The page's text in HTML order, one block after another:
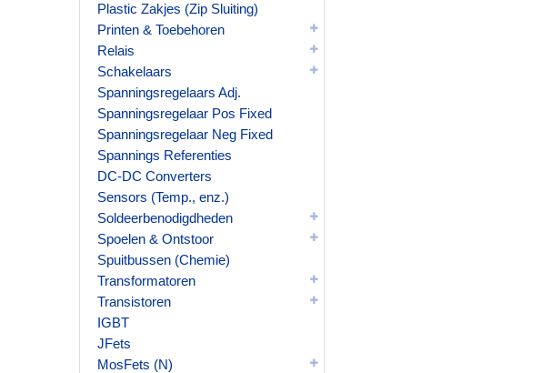
Plastic Zakjes (Zip Sluiting)
Printen & Toebehoren
Relais
Schakelaars
Spanningsregelaars Adj.
Spanningsregelaar Pos Fixed
Spanningsregelaar Neg Fixed
Spannings Referenties
DC-DC Converters
Sensors (Temp., enz.)
Soldeerbenodigdheden
Spoelen & Ontstoor
Spuitbussen (Chemie)
Transformatoren
Transistoren
IGBT
JFets
MosFets (N)